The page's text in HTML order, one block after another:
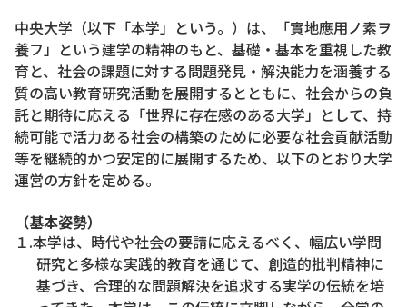
中央大学（以下「本学」という。）は、「實地應用ノ素ヲ
養フ」という建学の精神のもと、基礎・基本を重視した教
育と、社会の課題に対する問題発見・解決能力を涵養する
質の高い教育研究活動を展開するとともに、社会からの負
託と期待に応える「世界に存在感のある大学」として、持
続可能で活力ある社会の構築のために必要な社会貢献活動
等を継続的かつ安定的に展開するため、以下のとおり大学
運営の方針を定める。
（基本姿勢）
１.本学は、時代や社会の要請に応えるべく、幅広い学問
研究と多様な実践的教育を通じて、創造的批判精神に
基づき、合理的な問題解決を追求する実学の伝統を培